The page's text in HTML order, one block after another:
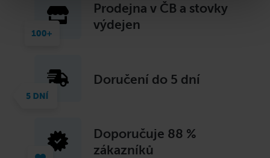
Prodejna v ČB a stovky
výdejen
Doručení do 5 dní
Doporučuje 88 %
zákazníků